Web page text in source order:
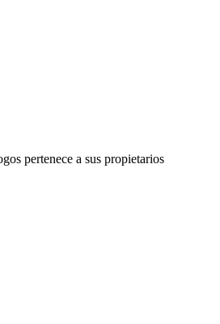
pertenece a sus propietarios